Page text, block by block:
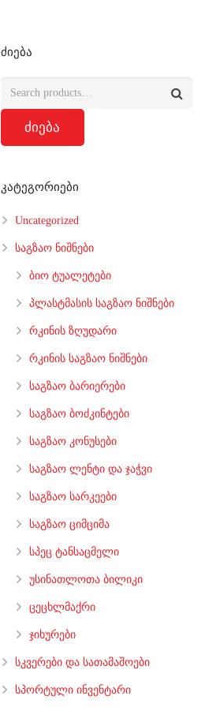
ძიება
ძიება
კატეგორიები
Uncategorized
საგზაო ნიშნები
ბიო ტუალეტები
პლასტმასის საგზაო ნიშნები
რკინის ზღუდარი
რკინის საგზაო ნიშნები
საგზაო ბარიერები
საგზაო ბოძკინტები
საგზაო კონუსები
საგზაო ლენტი და ჯაჭვი
საგზაო სარკეები
საგზაო ციმციმა
სპეც ტანსაცმელი
უსინათლოთა ბილიკი
ცეცხლმაქრი
ჯიხურები
სკვერები და სათამაშოები
სპორტული ინვენტარი